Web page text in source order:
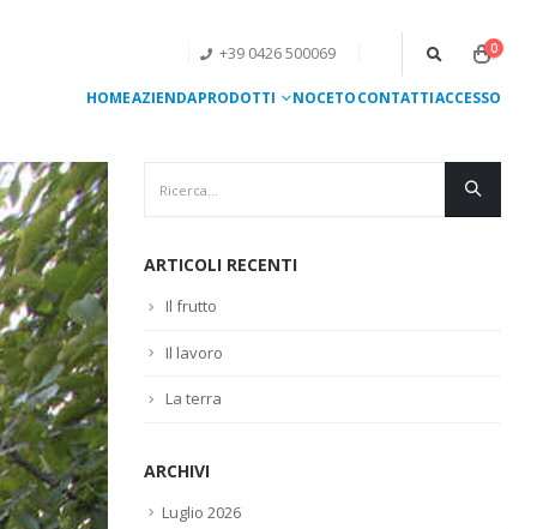
+39 0426 500069 0
HOMEAZIENDAPRODOTTI NOCETOCONTATTIACCESSO
ARTICOLI RECENTI
Il frutto
Il lavoro
La terra
ARCHIVI
Luglio 2026